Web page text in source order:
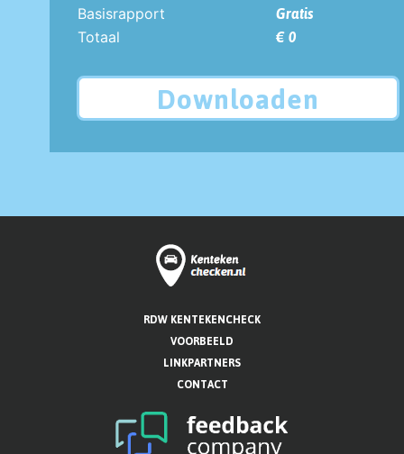
Basisrapport
Gratis
Totaal
€ 0
Downloaden
RDW KENTEKENCHECK
VOORBEELD
LINKPARTNERS
CONTACT